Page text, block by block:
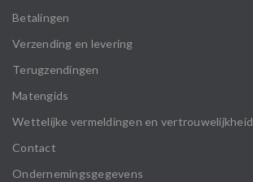
Betalingen
Verzending en levering
Terugzendingen
Matengids
Wettelijke vermeldingen en vertrouwelijkheid
Contact
Ondernemingsgegevens